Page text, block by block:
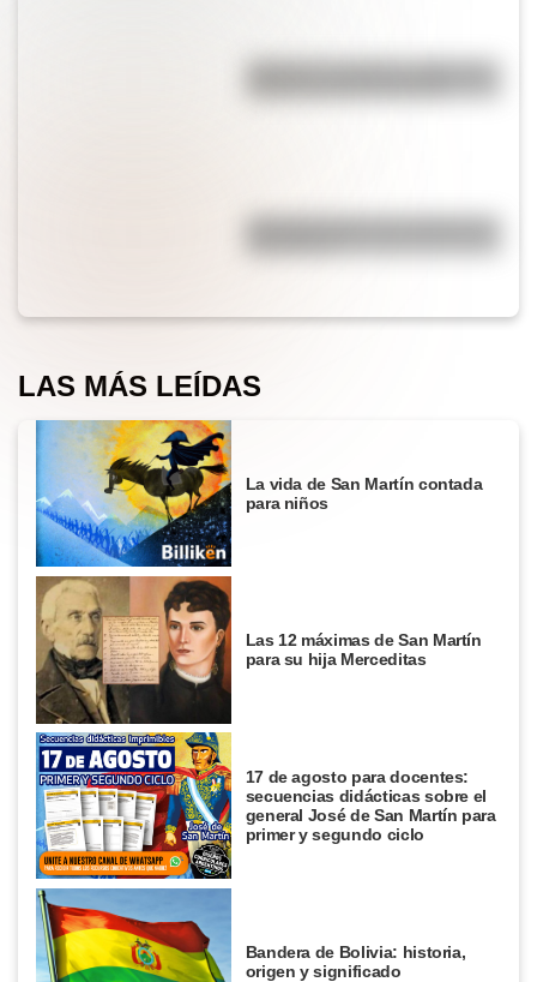
"Quizás" o "quizá": ¿cuál es la
forma correcta de decirlo?
¿Por qué cortar una cebolla nos
LAS MÁS LEÍDAS
La vida de San Martín contada
para niños
Las 12 máximas de San Martín
para su hija Merceditas
17 de agosto para docentes:
secuencias didácticas sobre el
general José de San Martín para
primer y segundo ciclo
Bandera de Bolivia: historia,
origen y significado